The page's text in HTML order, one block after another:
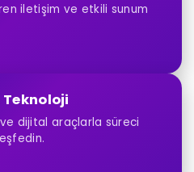
iletişim ve etkili sunum
dijital araçlarla süreci